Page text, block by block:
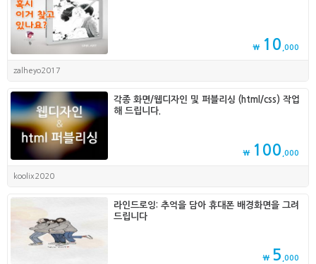
₩ 10 ,000
zalheyo2017
각종 화면/웹디자인 및 퍼블리싱 (html/css) 작업
해 드립니다.
₩ 100 ,000
koolix2020
라인드로잉: 추억을 담아 휴대폰 배경화면을 그려
드립니다
₩ 5 ,000